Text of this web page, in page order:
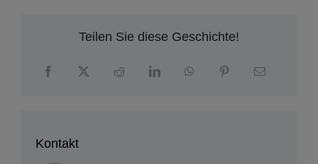
Teilen Sie diese Geschichte!
Kontakt